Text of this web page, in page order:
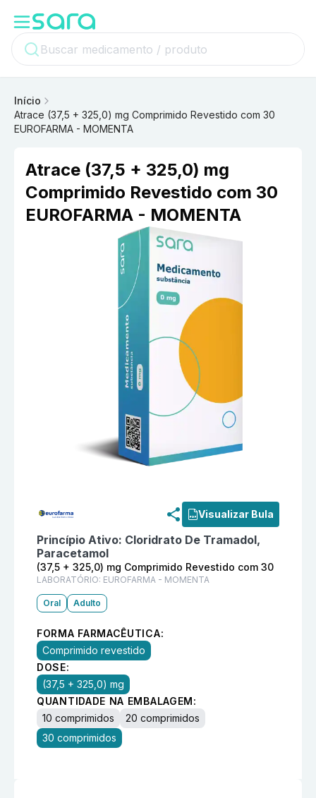
Início
Atrace (37,5 + 325,0) mg Comprimido Revestido com 30
EUROFARMA - MOMENTA
Atrace (37,5 + 325,0) mg
Comprimido Revestido com 30
EUROFARMA - MOMENTA
Visualizar Bula
Princípio Ativo: Cloridrato De Tramadol,
Paracetamol
(37,5 + 325,0) mg Comprimido Revestido com 30
LABORATÓRIO: EUROFARMA - MOMENTA
Oral Adulto
FORMA FARMACÊUTICA:
Comprimido revestido
DOSE:
(37,5 + 325,0) mg
QUANTIDADE NA EMBALAGEM:
10 comprimidos
20 comprimidos
30 comprimidos